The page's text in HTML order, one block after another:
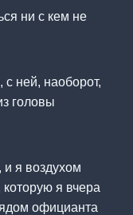
ни с кем не
ней, наоборот,
головы
и я воздухом
я вчера
официанта